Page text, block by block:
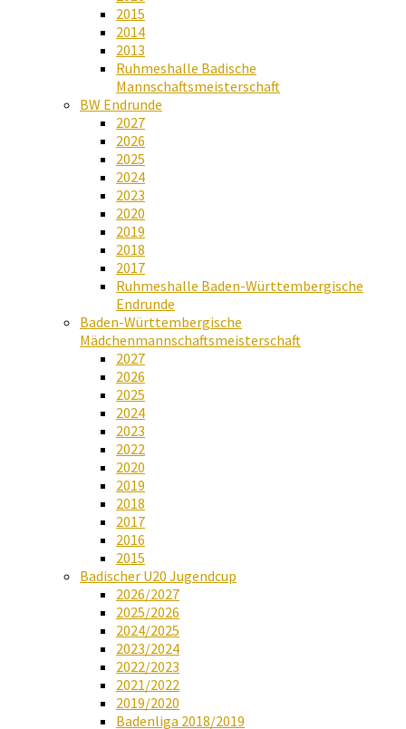
2015
2014
2013
Ruhmeshalle Badische
Mannschaftsmeisterschaft
BW Endrunde
2027
2026
2025
2024
2023
2020
2019
2018
2017
Ruhmeshalle Baden-Württembergische
Endrunde
Baden-Württembergische
Mädchenmannschaftsmeisterschaft
2027
2026
2025
2024
2023
2022
2020
2019
2018
2017
2016
2015
Badischer U20 Jugendcup
2026/2027
2025/2026
2024/2025
2023/2024
2022/2023
2021/2022
2019/2020
Badenliga 2018/2019